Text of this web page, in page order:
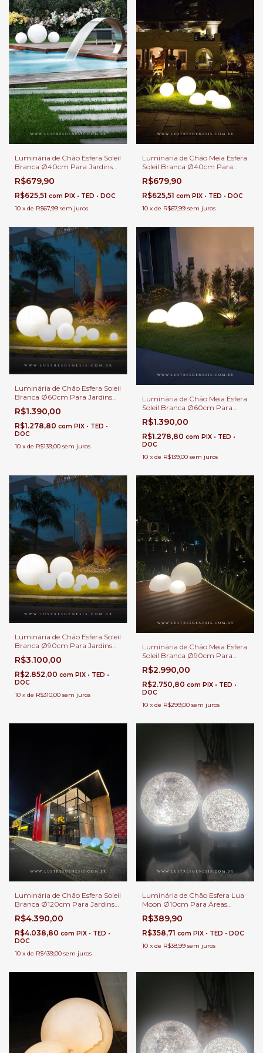
Luminária de Chão Esfera Soleil
Branca Ø40cm Para Jardins
Externos, Jardim de Inverno e
Áreas Internas.
R$679,90
R$625,51 com PIX • TED • DOC
10 x de R$67,99 sem juros
Luminária de Chão Meia Esfera
Soleil Branca Ø40cm Para
Áreas Internas e Externas.
R$679,90
R$625,51 com PIX • TED • DOC
10 x de R$67,99 sem juros
Luminária de Chão Esfera Soleil
Branca Ø60cm Para Jardins
Externos, Jardim de Inverno e
Áreas Internas.
R$1.390,00
R$1.278,80 com PIX • TED •
DOC
10 x de R$139,00 sem juros
Luminária de Chão Meia Esfera
Soleil Branca Ø60cm Para
Áreas Internas e Externas.
R$1.390,00
R$1.278,80 com PIX • TED •
DOC
10 x de R$139,00 sem juros
Luminária de Chão Esfera Soleil
Branca Ø90cm Para Jardins
Externos, Jardim de Inverno e
Áreas Internas.
R$3.100,00
R$2.852,00 com PIX • TED •
DOC
10 x de R$310,00 sem juros
Luminária de Chão Meia Esfera
Soleil Branca Ø90cm Para
Áreas Internas e Externas.
R$2.990,00
R$2.750,80 com PIX • TED •
DOC
10 x de R$299,00 sem juros
Luminária de Chão Esfera Soleil
Branca Ø120cm Para Jardins
Externos, Jardim de Inverno e
Áreas Internas.
R$4.390,00
R$4.038,80 com PIX • TED •
DOC
10 x de R$439,00 sem juros
Luminária de Chão Esfera Lua
Moon Ø10cm Para Áreas
Internas
R$389,90
R$358,71 com PIX • TED • DOC
10 x de R$38,99 sem juros